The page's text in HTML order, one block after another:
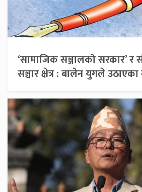
‘सामाजिक सञ्जालको सरकार’ र
सञ्चार क्षेत्र : बालेन युगले उठाएका